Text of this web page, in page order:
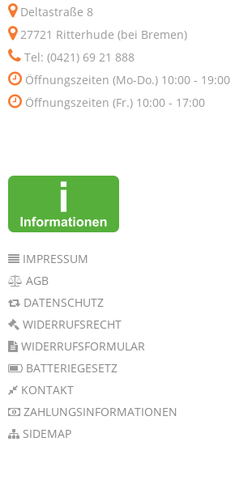
Deltastraße 8
27721 Ritterhude (bei Bremen)
Tel: (0421) 69 21 888
Öffnungszeiten (Mo-Do.) 10:00 - 19:00
Öffnungszeiten (Fr.) 10:00 - 17:00
IMPRESSUM
AGB
DATENSCHUTZ
WIDERRUFSRECHT
WIDERRUFSFORMULAR
BATTERIEGESETZ
KONTAKT
ZAHLUNGSINFORMATIONEN
SIDEMAP